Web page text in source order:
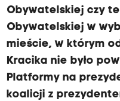
Obywatelskiej czy
Obywatelskiej w
mieście, w którym
Kracika nie było
Platformy na
koalicji z